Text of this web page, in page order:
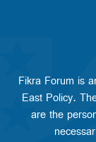
Fikra Forum is
East Policy.
are the